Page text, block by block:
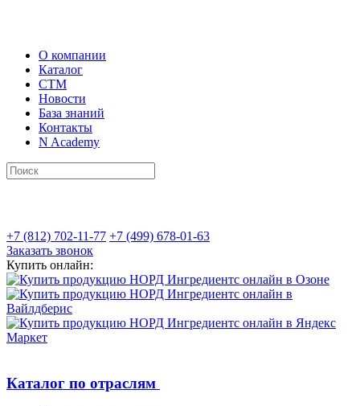
О компании
Каталог
СТМ
Новости
База знаний
Контакты
N Academy
+7 (812) 702-11-77 +7 (499) 678-01-63
Заказать звонок
Купить онлайн:
Каталог по отраслям